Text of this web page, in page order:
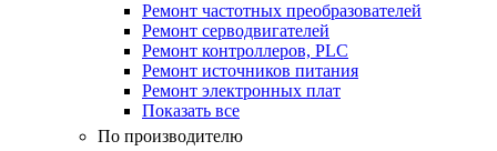
Ремонт частотных преобразователей
Ремонт серводвигателей
Ремонт контроллеров, PLC
Ремонт источников питания
Ремонт электронных плат
Показать все
По производителю